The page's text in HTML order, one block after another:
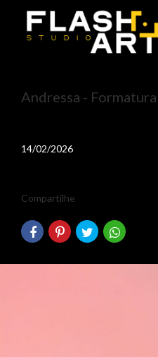
Andressa - Formatura
14/02/2026
Compartilhe